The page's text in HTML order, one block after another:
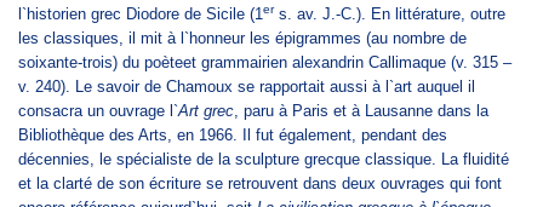
l`historien grec Diodore de Sicile (1 ers. av. J.-C.). En littérature, outre
les classiques, il mit à l`honneur les épigrammes (au nombre de
soixante-trois) du poèteet grammairien alexandrin Callimaque (v. 315 –
v. 240). Le savoir de Chamoux se rapportait aussi à l`art auquel il
consacra un ouvrage l`Art grec , paru à Paris et à Lausanne dans la
Bibliothèque des Arts, en 1966. Il fut également, pendant des
décennies, le spécialiste de la sculpture grecque classique. La fluidité
et la clarté de son écriture se retrouvent dans deux ouvrages qui font